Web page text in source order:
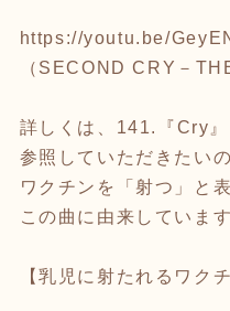
https://youtu.be/
（SECOND CRY－
詳しくは、141.『Cry』
参照していただきたい
ワクチンを「射つ」と
この曲に由来しています
【乳児に射たれるワクチ